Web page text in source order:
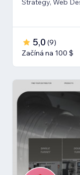
Strategy, Web
5,0 (9)
Začíná na 100 $